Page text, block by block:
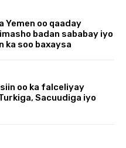
Yemen oo qaaday
badan sababay iyo
ka soo baxaysa
oo ka falceliyay
Sacuudiga iyo